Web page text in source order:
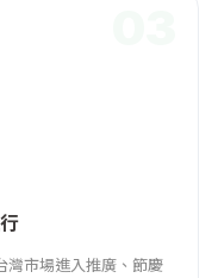
灣市場進入推廣、節慶